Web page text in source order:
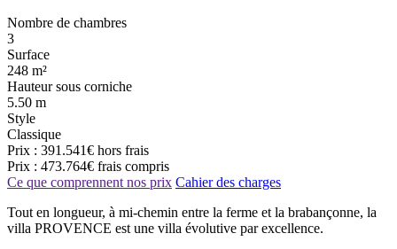
Nombre de chambres
3
Surface
248 m²
Hauteur sous corniche
5.50 m
Style
Classique
Prix : 391.541€ hors frais
Prix : 473.764€ frais compris
Ce que comprennent nos prix Cahier des charges
Tout en longueur, à mi-chemin entre la ferme et la brabançonne, la
villa PROVENCE est une villa évolutive par excellence.